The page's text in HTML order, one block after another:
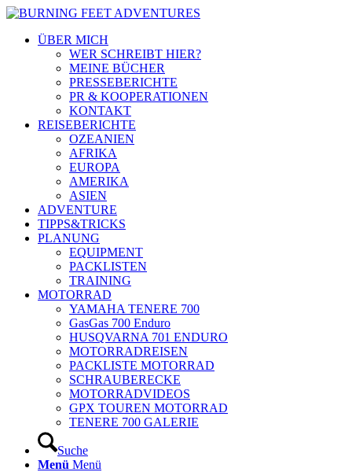
ÜBER MICH
WER SCHREIBT HIER?
MEINE BÜCHER
PRESSEBERICHTE
PR & KOOPERATIONEN
KONTAKT
REISEBERICHTE
OZEANIEN
AFRIKA
EUROPA
AMERIKA
ASIEN
ADVENTURE
TIPPS&TRICKS
PLANUNG
EQUIPMENT
PACKLISTEN
TRAINING
MOTORRAD
YAMAHA TENERE 700
GasGas 700 Enduro
HUSQVARNA 701 ENDURO
MOTORRADREISEN
PACKLISTE MOTORRAD
SCHRAUBERECKE
MOTORRADVIDEOS
GPX TOUREN MOTORRAD
TENERE 700 GALERIE
Suche
Menü Menü